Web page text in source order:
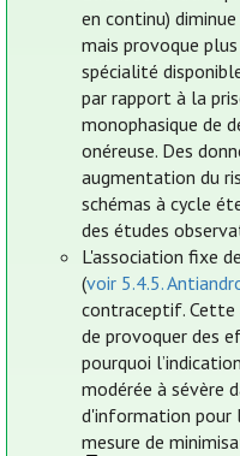
en continu)
mais provoque
spécialité
par rapport à la
monophasique de
onéreuse. Des
augmentation du
schémas à cycle
des études
L'association fixe
(voir 5.4.5.
contraceptif. Cette
de provoquer des
pourquoi
modérée à sévère
d'information pour
mesure de